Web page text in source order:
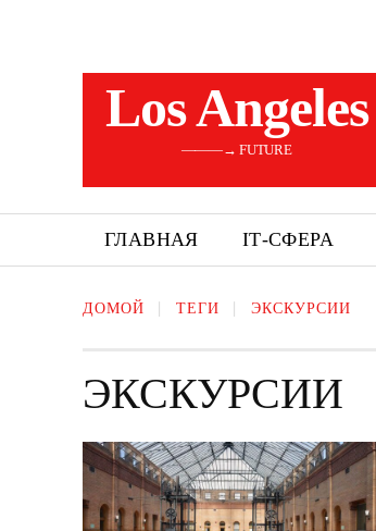
Los Angeles
———→ FUTURE
ГЛАВНАЯ ІТ-СФЕРА
ДОМОЙ ТЕГИ ЭКСКУРСИИ
ЭКСКУРСИИ